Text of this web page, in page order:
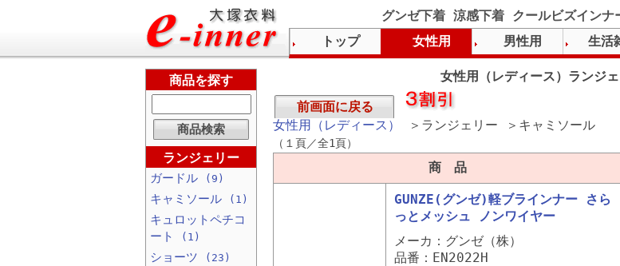
グンゼ下着 涼感下着 クールビズインナ
女性用（レディース）ランジ
前画面に戻る
女性用（レディース）
＞ランジェリー ＞キャミソール
（１頁／全1頁）
商 品
GUNZE(グンゼ)軽ブラインナー さら
っとメッシュ ノンワイヤー
メーカ：グンゼ（株）
品番：EN2022H
商品を探す
ランジェリー
ガードル (9)
キャミソール (1)
キュロットペチコ
ート
(1)
ショーツ (23)
トップ 女性用 男性用 生活